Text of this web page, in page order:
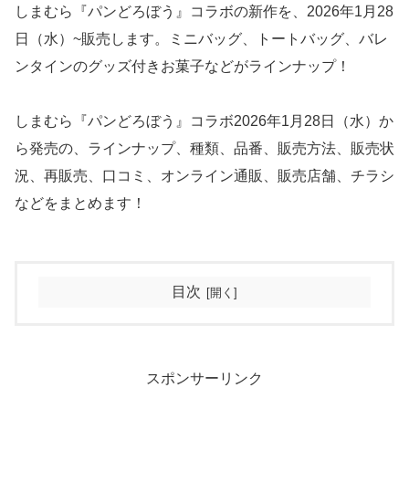
しまむら『パンどろぼう』コラボの新作を、2026年1月28
日（水）~販売します。ミニバッグ、トートバッグ、バレ
ンタインのグッズ付きお菓子などがラインナップ！
しまむら『パンどろぼう』コラボ2026年1月28日（水）か
ら発売の、ラインナップ、種類、品番、販売方法、販売状
況、再販売、口コミ、オンライン通販、販売店舗、チラシ
などをまとめます！
目次
スポンサーリンク